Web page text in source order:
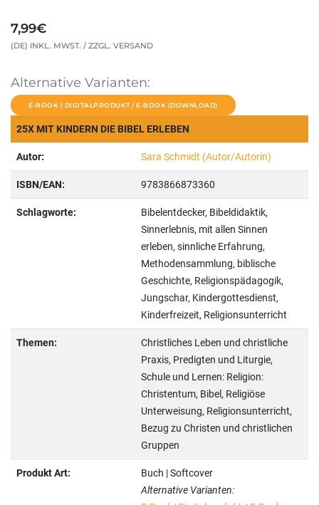
7,99€
(DE) INKL. MWST. / ZZGL. VERSAND
Alternative Varianten:
E-BOOK | DIGITALPRODUKT / E-BOOK (DOWNLOAD)
25X MIT KINDERN DIE BIBEL ERLEBEN
Autor: Sara Schmidt (Autor/Autorin)
ISBN/EAN: 9783866873360
Schlagworte:
Bibelentdecker, Bibeldidaktik,
Sinnerlebnis, mit allen Sinnen
erleben, sinnliche Erfahrung,
Methodensammlung, biblische
Geschichte, Religionspädagogik,
Jungschar, Kindergottesdienst,
Kinderfreizeit, Religionsunterricht
Themen:
Christliches Leben und christliche
Praxis, Predigten und Liturgie,
Schule und Lernen: Religion:
Christentum, Bibel, Religiöse
Unterweisung, Religionsunterricht,
Bezug zu Christen und christlichen
Gruppen
Produkt Art:
Buch | Softcover
Alternative Varianten: